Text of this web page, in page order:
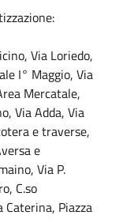
Via Loriedo,
I° Maggio, Via
Mercatale,
Via Adda, Via
e traverse,
e
Via P.
C.so
Piazza